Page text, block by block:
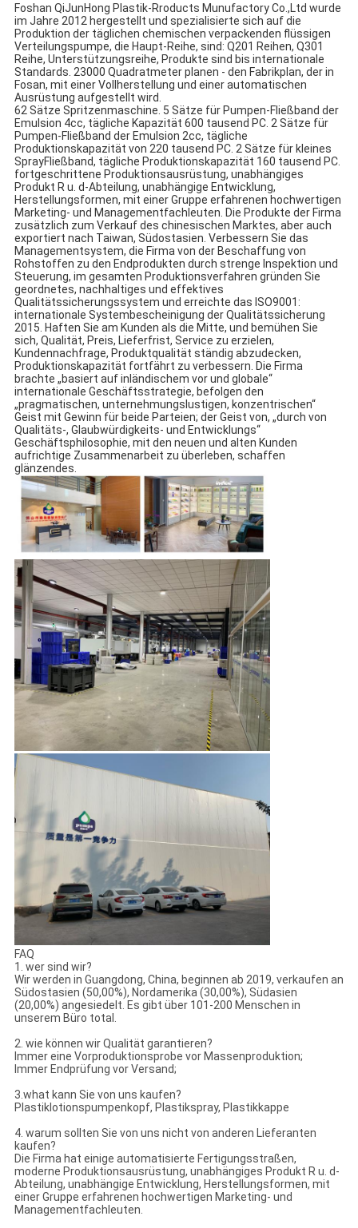
Foshan QiJunHong Plastik-Rroducts Munufactory Co.,Ltd wurde
im Jahre 2012 hergestellt und spezialisierte sich auf die
Produktion der täglichen chemischen verpackenden flüssigen
Verteilungspumpe, die Haupt-Reihe, sind: Q201 Reihen, Q301
Reihe, Unterstützungsreihe, Produkte sind bis internationale
Standards. 23000 Quadratmeter planen - den Fabrikplan, der in
Fosan, mit einer Vollherstellung und einer automatischen
Ausrüstung aufgestellt wird.
62 Sätze Spritzenmaschine. 5 Sätze für Pumpen-Fließband der
Emulsion 4cc, tägliche Kapazität 600 tausend PC. 2 Sätze für
Pumpen-Fließband der Emulsion 2cc, tägliche
Produktionskapazität von 220 tausend PC. 2 Sätze für kleines
SprayFließband, tägliche Produktionskapazität 160 tausend PC.
fortgeschrittene Produktionsausrüstung, unabhängiges
Produkt R u. d-Abteilung, unabhängige Entwicklung,
Herstellungsformen, mit einer Gruppe erfahrenen hochwertigen
Marketing- und Managementfachleuten. Die Produkte der Firma
zusätzlich zum Verkauf des chinesischen Marktes, aber auch
exportiert nach Taiwan, Südostasien. Verbessern Sie das
Managementsystem, die Firma von der Beschaffung von
Rohstoffen zu den Endprodukten durch strenge Inspektion und
Steuerung, im gesamten Produktionsverfahren gründen Sie
geordnetes, nachhaltiges und effektives
Qualitätssicherungssystem und erreichte das ISO9001:
internationale Systembescheinigung der Qualitätssicherung
2015. Haften Sie am Kunden als die Mitte, und bemühen Sie
sich, Qualität, Preis, Lieferfrist, Service zu erzielen,
Kundennachfrage, Produktqualität ständig abzudecken,
Produktionskapazität fortfährt zu verbessern. Die Firma
brachte „basiert auf inländischem vor und globale“
internationale Geschäftsstrategie, befolgen den
„pragmatischen, unternehmungslustigen, konzentrischen“
Geist mit Gewinn für beide Parteien; der Geist von, „durch von
Qualitäts-, Glaubwürdigkeits- und Entwicklungs“
Geschäftsphilosophie, mit den neuen und alten Kunden
aufrichtige Zusammenarbeit zu überleben, schaffen
glänzendes.
FAQ
1. wer sind wir?
Wir werden in Guangdong, China, beginnen ab 2019, verkaufen an
Südostasien (50,00%), Nordamerika (30,00%), Südasien
(20,00%) angesiedelt. Es gibt über 101-200 Menschen in
unserem Büro total.
2. wie können wir Qualität garantieren?
Immer eine Vorproduktionsprobe vor Massenproduktion;
Immer Endprüfung vor Versand;
3.what kann Sie von uns kaufen?
Plastiklotionspumpenkopf, Plastikspray, Plastikkappe
4. warum sollten Sie von uns nicht von anderen Lieferanten
kaufen?
Die Firma hat einige automatisierte Fertigungsstraßen,
moderne Produktionsausrüstung, unabhängiges Produkt R u. d-
Abteilung, unabhängige Entwicklung, Herstellungsformen, mit
einer Gruppe erfahrenen hochwertigen Marketing- und
Managementfachleuten.